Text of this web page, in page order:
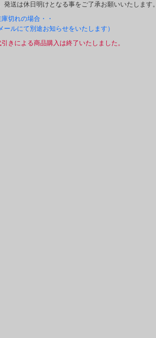
発送は休日明けとなる事をご了承お願いいたします。
切れの場合・・
ールにて別途お知らせをいたします）
きによる商品購入は終了いたしました。